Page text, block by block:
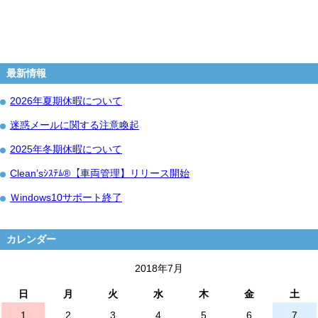
最新情報
2026年夏期休暇について
迷惑メールに関する注意喚起
2025年冬期休暇について
Clean’sｼｽﾃﾑ®【車両管理】リリース開始
Ｗindows10サポート終了
カレンダー
2018年7月
日 月 火 水 木 金
土
1
2 3 4 5 6 7